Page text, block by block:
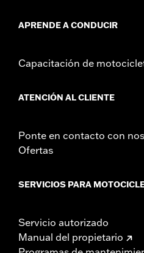
APRENDE A CONDUCIR
Capacitación de
ATENCIÓN AL CLIENTE
Ponte en contacto con
Ofertas
SERVICIOS PARA
Servicio autorizado
Manual del propietario